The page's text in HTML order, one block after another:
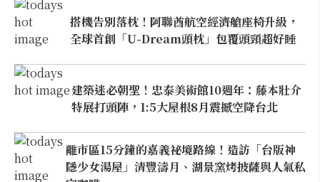
搭機告別落枕！阿聯酋航空經濟艙座椅升級，
全球首創「U-Dream頭枕」包覆頭頸超好睡
建築迷必朝聖！忠泰美術館10週年：藤本壯介
特展打頭陣，1:5大屋根8月震撼空降台北
離市區15分鐘的嘉義祕境路線！造訪「台版神
隱少女湯屋」清豐濤月、湖景窯烤披薩與人氣私